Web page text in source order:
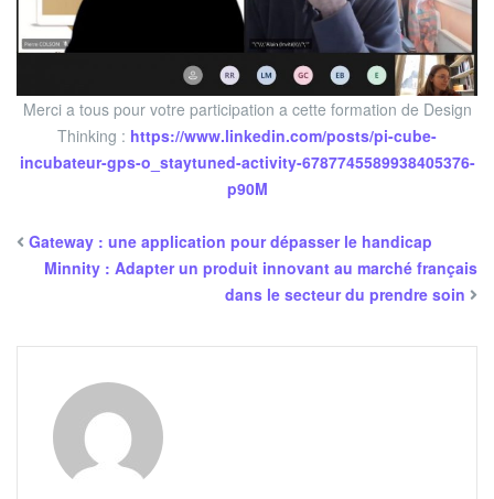
Merci a tous pour votre participation a cette formation de Design
Thinking : https://www.linkedin.com/posts/pi-cube-
incubateur-gps-o_staytuned-activity-6787745589938405376-
p90M
Gateway : une application pour dépasser le handicap
Minnity : Adapter un produit innovant au marché français
dans le secteur du prendre soin